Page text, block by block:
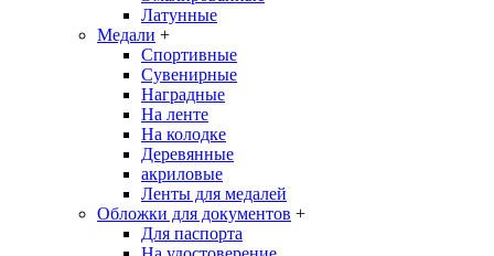
Латунные
Медали +
Спортивные
Сувенирные
Наградные
На ленте
На колодке
Деревянные
акриловые
Ленты для медалей
Обложки для документов +
Для паспорта